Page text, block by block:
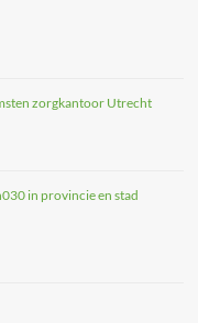
zorgkantoor Utrecht
in provincie en stad